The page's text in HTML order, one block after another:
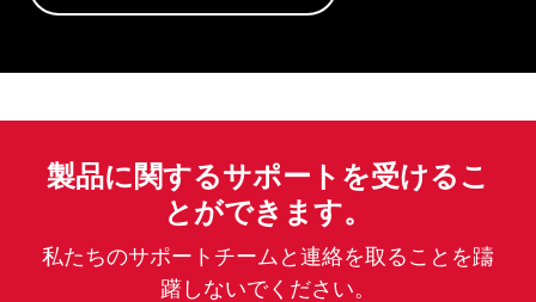
製品に関するサポートを受けるこ
とができます。
私たちのサポートチームと連絡を取ることを躊
躇しないでください。